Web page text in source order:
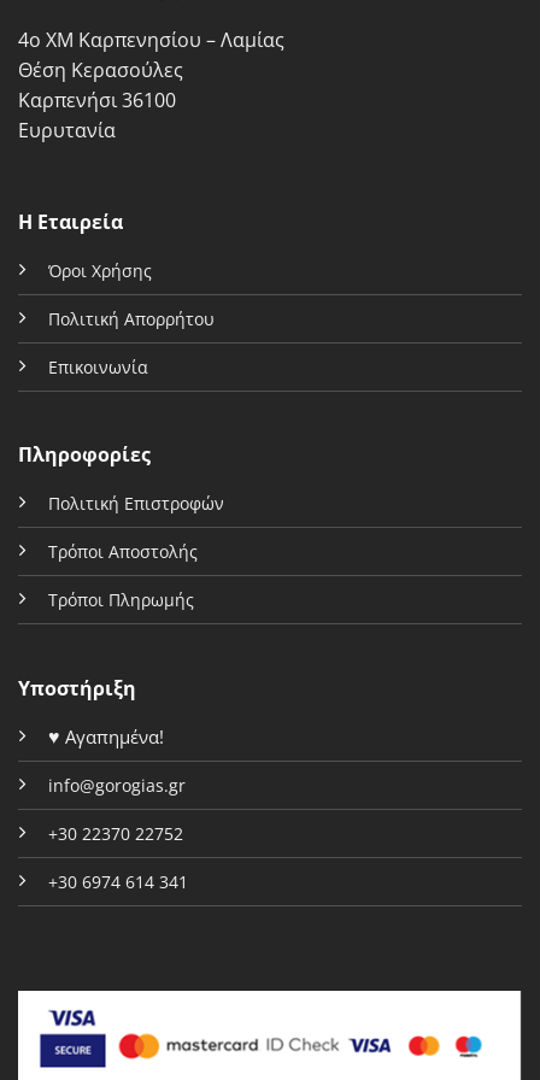
του
προϊόντος
4ο ΧΜ Καρπενησίου – Λαμίας
Θέση Κερασούλες
Καρπενήσι 36100
Ευρυτανία
Η Εταιρεία
Όροι Χρήσης
Πολιτική Απορρήτου
Επικοινωνία
Πληροφορίες
Πολιτική Επιστροφών
Τρόποι Αποστολής
Τρόποι Πληρωμής
Υποστήριξη
♥ Αγαπημένα!
info@gorogias.gr
+30 22370 22752
+30 6974 614 341